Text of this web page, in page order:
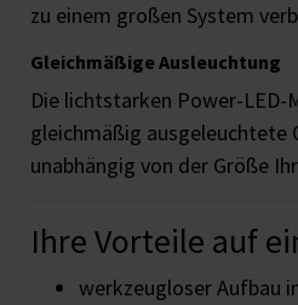
zu einem großen System
Gleichmäßige Ausleuchtung
Die lichtstarken Power-LED-
gleichmäßig ausgeleuchtete
unabhängig von der Größe
Ihre Vorteile auf
werkzeugloser Aufbau